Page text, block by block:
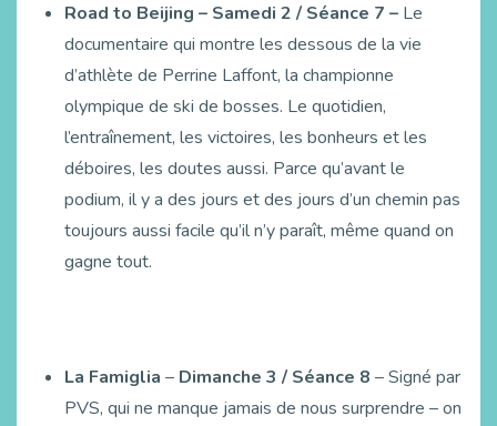
Road to Beijing – Samedi 2 / Séance 7 – Le
documentaire qui montre les dessous de la vie
d’athlète de Perrine Laffont, la championne
olympique de ski de bosses. Le quotidien,
l’entraînement, les victoires, les bonheurs et les
déboires, les doutes aussi. Parce qu’avant le
podium, il y a des jours et des jours d’un chemin pas
toujours aussi facile qu’il n’y paraît, même quand on
gagne tout.
La Famiglia – Dimanche 3 / Séance 8 – Signé par
PVS, qui ne manque jamais de nous surprendre – on